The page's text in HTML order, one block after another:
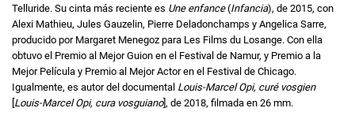
Telluride. Su cinta más reciente es Une enfance(Infancia), de 2015, con
Alexi Mathieu, Jules Gauzelin, Pierre Deladonchamps y Angelica Sarre,
producido por Margaret Menegoz para Les Films du Losange. Con ella
obtuvo el Premio al Mejor Guion en el Festival de Namur, y Premio a la
Mejor Película y Premio al Mejor Actor en el Festival de Chicago.
Igualmente, es autor del documental Louis-Marcel Opi, curé vosgien
Louis-Marcel Opi, cura vosguiano], de 2018, filmada en 26 mm.